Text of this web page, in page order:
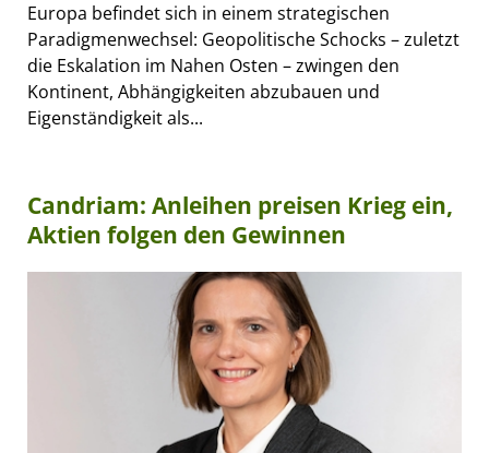
Europa befindet sich in einem strategischen
Paradigmenwechsel: Geopolitische Schocks – zuletzt
die Eskalation im Nahen Osten – zwingen den
Kontinent, Abhängigkeiten abzubauen und
Eigenständigkeit als...
Candriam: Anleihen preisen Krieg ein,
Aktien folgen den Gewinnen